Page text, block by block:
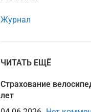
Журнал
ЧИТАТЬ ЕЩЁ
Страхование
лет